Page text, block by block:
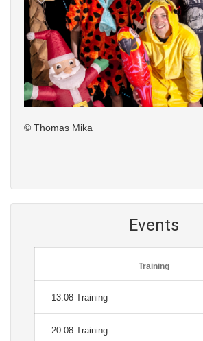
© Thomas Mika
Events
Training
13.08 Training
20.08 Training